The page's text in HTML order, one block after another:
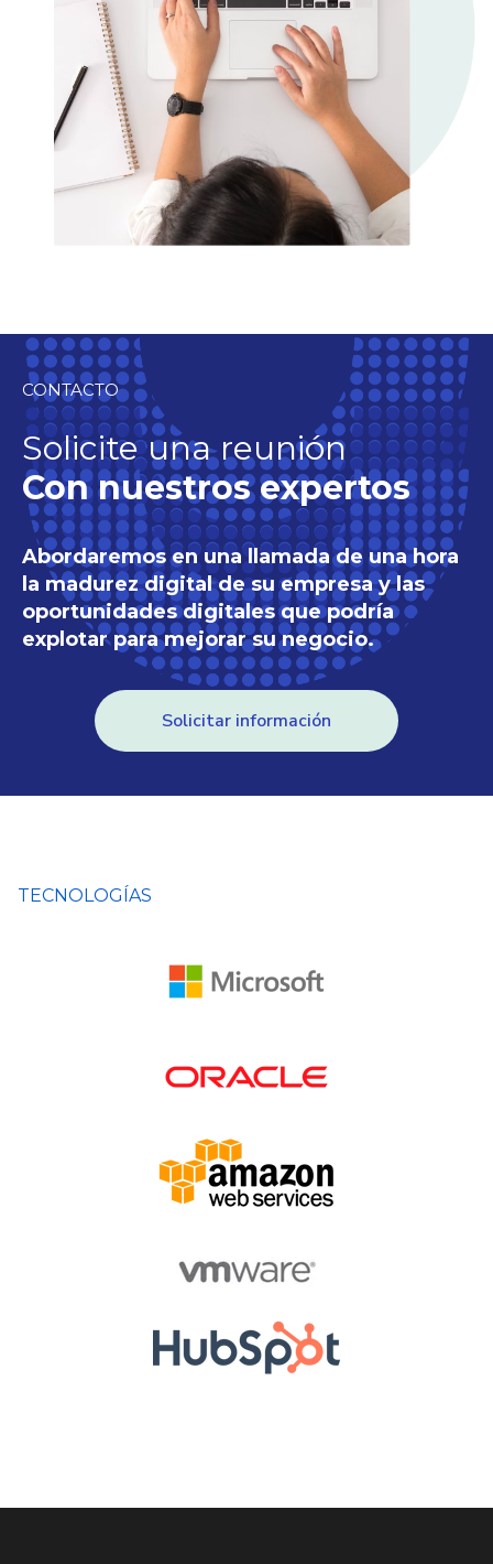
CONTACTO
Solicite una reunión
Con nuestros expertos
Abordaremos en una llamada de una hora
la madurez digital de su empresa y las
oportunidades digitales que podría
explotar para mejorar su negocio.
Solicitar información
TECNOLOGÍAS